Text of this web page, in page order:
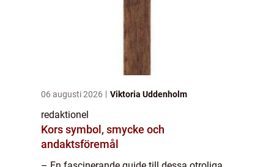
06 augusti 2026 Viktoria Uddenholm
redaktionel
Kors symbol, smycke och
andaktsföremål